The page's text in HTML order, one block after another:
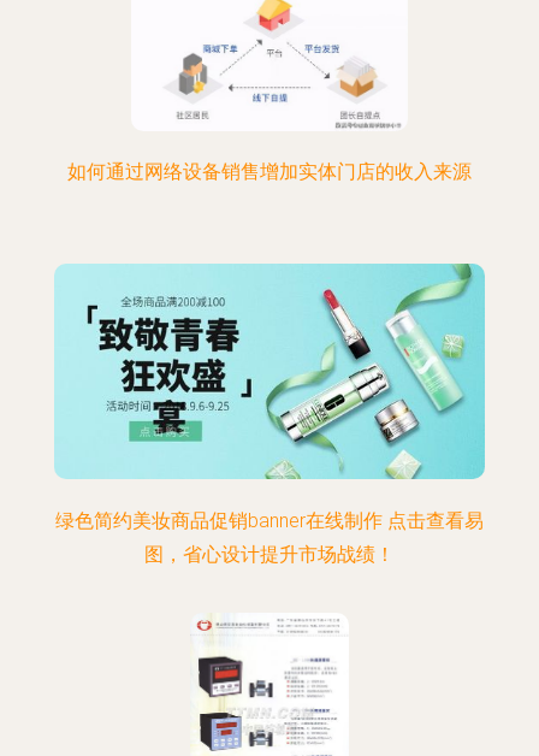
如何通过网络设备销售增加实体门店的收入来源
绿色简约美妆商品促销banner在线制作 点击查看易
图，省心设计提升市场战绩！